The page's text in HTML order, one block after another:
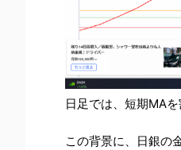
日足では、短期MA
この背景に、日銀の